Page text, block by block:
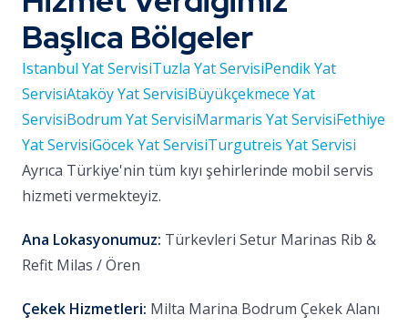
Başlıca Bölgeler
Istanbul Yat ServisiTuzla Yat ServisiPendik Yat
ServisiAtaköy Yat ServisiBüyükçekmece Yat
ServisiBodrum Yat ServisiMarmaris Yat ServisiFethiye
Yat ServisiGöcek Yat ServisiTurgutreis Yat Servisi
Ayrıca Türkiye'nin tüm kıyı şehirlerinde mobil servis
hizmeti vermekteyiz.
Ana Lokasyonumuz: Türkevleri Setur Marinas Rib &
Refit Milas / Ören
Çekek Hizmetleri: Milta Marina Bodrum Çekek Alanı